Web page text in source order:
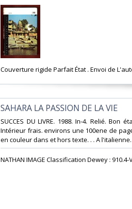
‎Couverture rigide Parfait État . Envoi de
‎SAHARA LA PASSION DE LA VIE‎
‎SUCCES DU LIVRE. 1988. In-4. Relié. Bon
Intérieur frais. environs une 100ene de
en couleur dans et hors texte. . . A
‎NATHAN IMAGE Classification Dewey : 910.4-